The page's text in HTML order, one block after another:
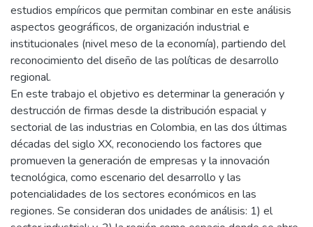
estudios empíricos que permitan combinar en este análisis
aspectos geográficos, de organización industrial e
institucionales (nivel meso de la economía), partiendo del
reconocimiento del diseño de las políticas de desarrollo
regional.
En este trabajo el objetivo es determinar la generación y
destrucción de firmas desde la distribución espacial y
sectorial de las industrias en Colombia, en las dos últimas
décadas del siglo XX, reconociendo los factores que
promueven la generación de empresas y la innovación
tecnológica, como escenario del desarrollo y las
potencialidades de los sectores económicos en las
regiones. Se consideran dos unidades de análisis: 1) el